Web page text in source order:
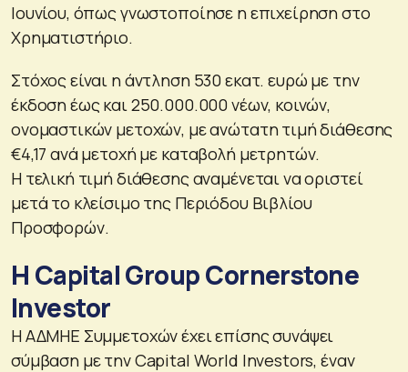
Ιουνίου, όπως γνωστοποίησε η επιχείρηση στο
Χρηματιστήριο.
Στόχος είναι η άντληση 530 εκατ. ευρώ με την
έκδοση έως και 250.000.000 νέων, κοινών,
ονομαστικών μετοχών, με ανώτατη τιμή διάθεσης
€4,17 ανά μετοχή με καταβολή μετρητών.
Η τελική τιμή διάθεσης αναμένεται να οριστεί
μετά το κλείσιμο της Περιόδου Βιβλίου
Προσφορών.
Η Capital Group Cornerstone
Investor
Η ΑΔΜΗΕ Συμμετοχών έχει επίσης συνάψει
σύμβαση με την Capital World Investors, έναν